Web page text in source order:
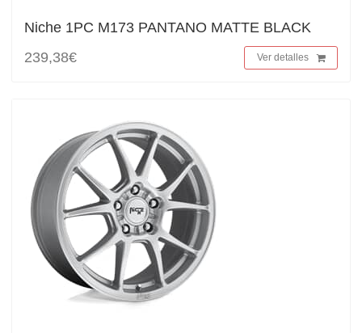
Niche 1PC M173 PANTANO MATTE BLACK
239,38€
Ver detalles